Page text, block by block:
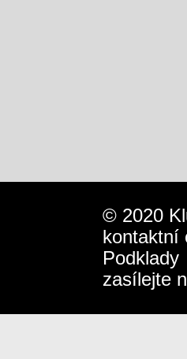
© 2020
kontaktní
zasílejte